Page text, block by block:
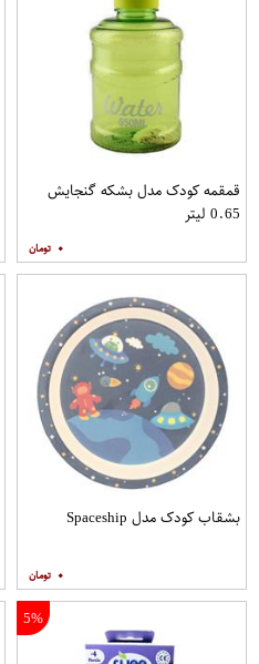
قمقمه کودک مدل بشکه گنجایش
0.65 لیتر
۰
بشقاب کودک مدل Spaceship
۰
5%